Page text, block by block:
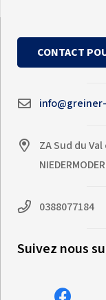
CONTACT
ZA Sud du
0388077184
Suivez nous